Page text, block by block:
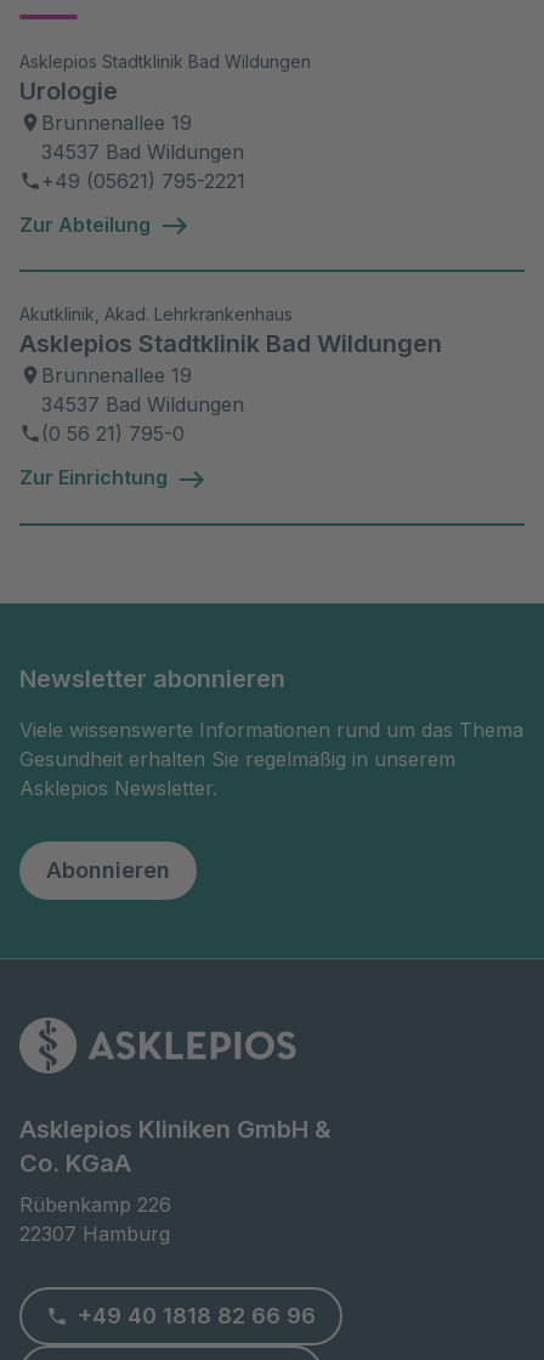
Asklepios Stadtklinik Bad Wildungen
Urologie
Brunnenallee 19
34537 Bad Wildungen
+49 (05621) 795-2221
Zur Abteilung
Akutklinik, Akad. Lehrkrankenhaus
Asklepios Stadtklinik Bad Wildungen
Brunnenallee 19
34537 Bad Wildungen
(0 56 21) 795-0
Zur Einrichtung
Newsletter abonnieren
Viele wissenswerte Informationen rund um das Thema
Gesundheit erhalten Sie regelmäßig in unserem
Asklepios Newsletter.
Abonnieren
Asklepios Kliniken GmbH &
Co. KGaA
Rübenkamp 226
22307 Hamburg
+49 40 1818 82 66 96